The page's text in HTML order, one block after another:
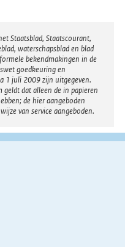
Staatsblad, Staatscourant,
waterschapsblad en blad
bekendmakingen in de
goedkeuring en
1 juli 2009 zijn uitgegeven.
dat alleen de in papieren
de hier aangeboden
van service aangeboden.